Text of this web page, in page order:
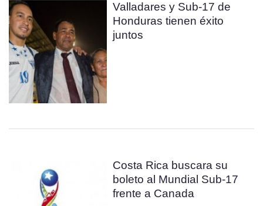
Valladares y Sub-17 de
Honduras tienen éxito
juntos
Costa Rica buscara su
boleto al Mundial Sub-17
frente a Canada